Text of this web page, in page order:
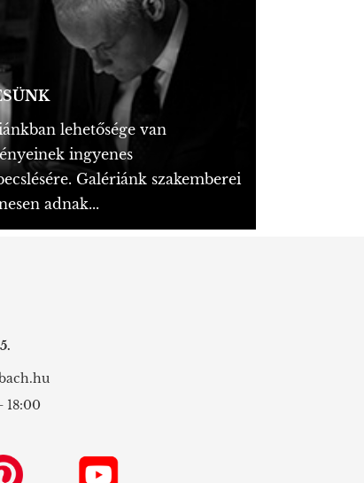
lehetősége van
ingyenes
Galériánk szakemberei
adnak...
18:00